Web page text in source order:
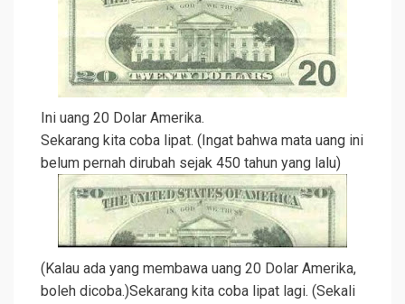
Ini uang 20 Dolar Amerika.
Sekarang kita coba lipat. (Ingat bahwa mata uang ini
belum pernah dirubah sejak 450 tahun yang lalu)
(Kalau ada yang membawa uang 20 Dolar Amerika,
boleh dicoba.)Sekarang kita coba lipat lagi. (Sekali